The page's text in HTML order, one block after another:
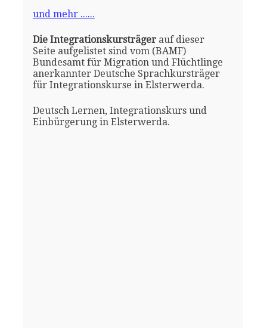
und mehr ......
Die Integrationskursträgerauf dieser
Seite aufgelistet sind vom (BAMF)
Bundesamt für Migration und Flüchtlinge
anerkannter Deutsche Sprachkursträger
für Integrationskurse in Elsterwerda.
Deutsch Lernen, Integrationskurs und
Einbürgerung in Elsterwerda.